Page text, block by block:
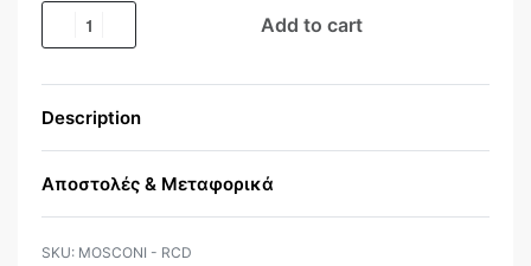
Add to cart
Description
Αποστολές & Μεταφορικά
MOSCONI - RCD